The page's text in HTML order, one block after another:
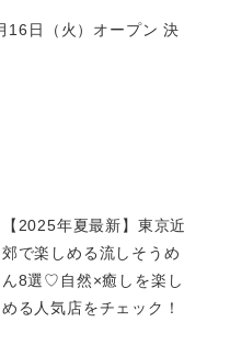
16日（火）オープン 決
【2025年夏最新】東京近
郊で楽しめる流しそうめ
ん8選♡自然×癒しを楽し
める人気店をチェック！